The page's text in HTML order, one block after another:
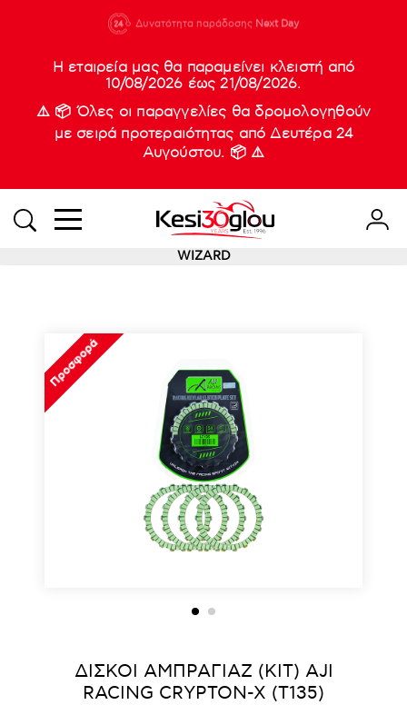
210 88 21
933
Δυνατότητα παράδοσης Next Day
Νέες
Η εταιρεία μας θα παραμείνει κλειστή από
10/08/2026 έως 21/08/2026.
⚠️ 📦 Όλες οι παραγγελίες θα δρομολογηθούν
με σειρά προτεραιότητας από Δευτέρα 24
Αυγούστου. 📦 ⚠️
WIZARD
Προσφορά
ΔΙΣΚΟΙ ΑΜΠΡΑΓΙΑΖ (KIT) AJI
RACING CRYPTON-X (T135)